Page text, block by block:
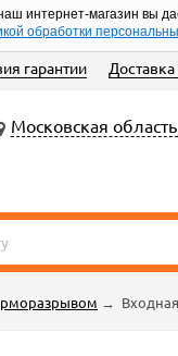
интернет-магазин вы
обработки
гарантии
Московская
→